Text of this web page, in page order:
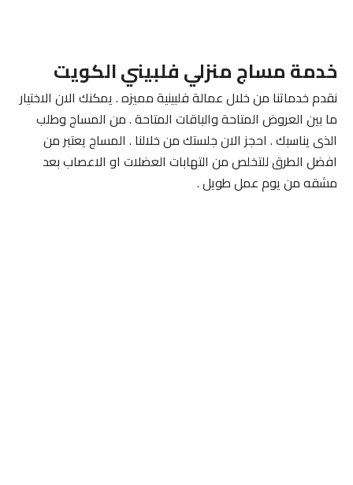
خدمة مساج منزلي فلبيني الكويت
نقدم خدماتنا من خلال عمالة فلبينية مميزه . يمكنك الان الاختيار
ما بين العروض المتاحة والباقات المتاحة . من المساج وطلب
الذى يناسبك . احجز الان جلستك من خلالنا . المساج يعتبر من
افضل الطرق للتخلص من التهابات العضلات او الاعصاب بعد
مشقه من يوم عمل طويل .